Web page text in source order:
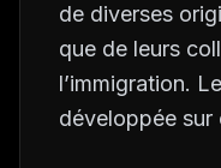
de diverses
que de leurs
l’immigration.
développée sur